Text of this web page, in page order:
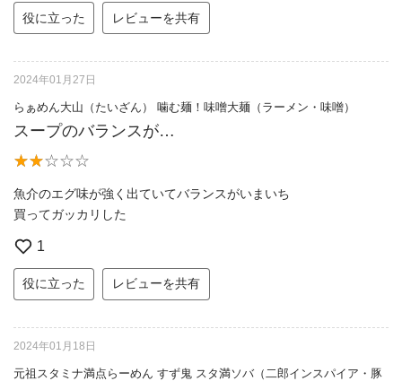
役に立った レビューを共有
2024年01月27日
らぁめん大山（たいざん） 噛む麺！味噌大麺（ラーメン・味噌）
スープのバランスが…
魚介のエグ味が強く出ていてバランスがいまいち
買ってガッカリした
1
役に立った レビューを共有
2024年01月18日
元祖スタミナ満点らーめん すず鬼 スタ満ソバ（二郎インスパイア・豚